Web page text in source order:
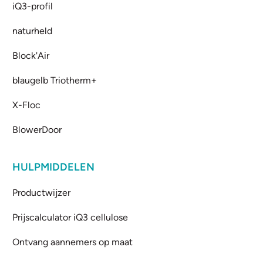
iQ3-profil
naturheld
Block'Air
blaugelb Triotherm+
X-Floc
BlowerDoor
HULPMIDDELEN
Productwijzer
Prijscalculator iQ3 cellulose
Ontvang aannemers op maat